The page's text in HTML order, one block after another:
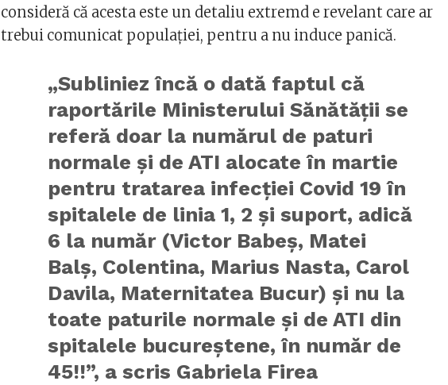
consideră că acesta este un detaliu extremd e revelant care ar
trebui comunicat populației, pentru a nu induce panică.
„Subliniez încă o dată faptul că
raportările Ministerului Sănătăţii se
referă doar la numărul de paturi
normale şi de ATI alocate în martie
pentru tratarea infecţiei Covid 19 în
spitalele de linia 1, 2 şi suport, adică
6 la număr (Victor Babeş, Matei
Balş, Colentina, Marius Nasta, Carol
Davila, Maternitatea Bucur) şi nu la
toate paturile normale şi de ATI din
spitalele bucureştene, în număr de
45!!”, a scris Gabriela Firea